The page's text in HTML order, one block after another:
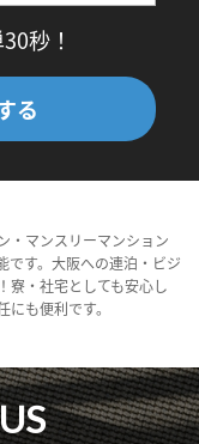
秒！
る
・マンスリーマンション
です。大阪への連泊・ビジ
寮・社宅としても安心し
も便利です。